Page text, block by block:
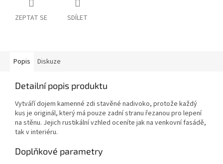
ZEPTAT SE SDÍLET
Popis Diskuze
Detailní popis produktu
Vytváří dojem kamenné zdi stavěné nadivoko, protože každý
kus je originál, který má pouze zadní stranu řezanou pro lepení
na stěnu. Jejich rustikální vzhled oceníte jak na venkovní fasádě,
tak v interiéru.
Doplňkové parametry